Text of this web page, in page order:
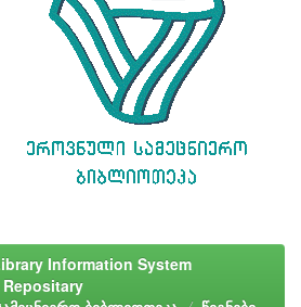
Information System